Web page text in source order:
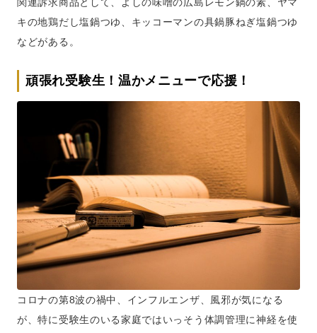
キの地鶏だし塩鍋つゆ、キッコーマンの具鍋豚ねぎ塩鍋つゆ
などがある。
頑張れ受験生！温かメニューで応援！
コロナの第8波の禍中、インフルエンザ、風邪が気になる
が、特に受験生のいる家庭ではいっそう体調管理に神経を使